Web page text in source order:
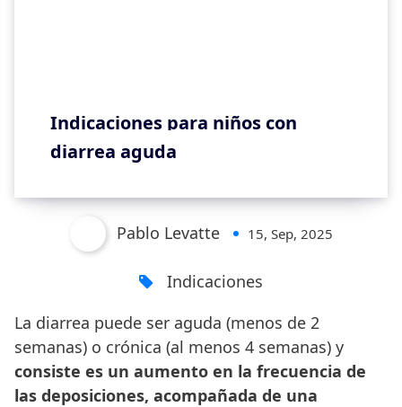
Indicaciones para niños con
diarrea aguda
Pablo Levatte 15, Sep, 2025
Indicaciones
La diarrea puede ser aguda (menos de 2
semanas) o crónica (al menos 4 semanas) y
consiste es un aumento en la frecuencia de
las deposiciones, acompañada de una